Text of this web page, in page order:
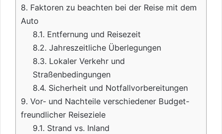
8. Faktoren zu beachten bei der Reise mit dem
Auto
8.1. Entfernung und Reisezeit
8.2. Jahreszeitliche Überlegungen
8.3. Lokaler Verkehr und
Straßenbedingungen
8.4. Sicherheit und Notfallvorbereitungen
9. Vor- und Nachteile verschiedener Budget-
freundlicher Reiseziele
9.1. Strand vs. Inland